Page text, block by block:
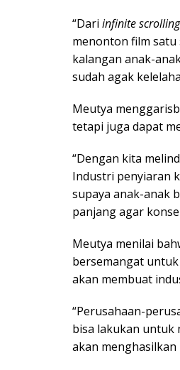
“Dari infinite scrolling
menonton film satu
kalangan anak-
sudah agak
Meutya
tetapi juga dapat
“Dengan kita
Industri penyiaran
supaya anak-anak
panjang agar
Meutya menilai
bersemangat
akan membuat
“Perusahaan-
bisa lakukan untuk
akan menghasilkan